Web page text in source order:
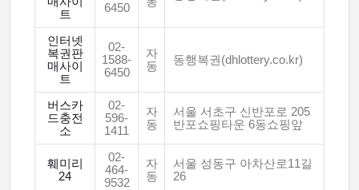
트
6450
인터넷
복권판
매사이
트
02-
1588-
6450
자
동
동행복권(dhlottery.co.kr)
버스카
드충전
소
02-
596-
1411
자
동
서울 서초구 신반포로 205
반포쇼핑타운 6동쇼핑앞
훼미리
24
02-
464-
9532
자
동
서울 성동구 아차산로11길
26